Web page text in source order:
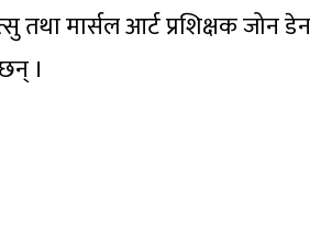
तथा मार्सल आर्ट प्रशिक्षक जोन
।